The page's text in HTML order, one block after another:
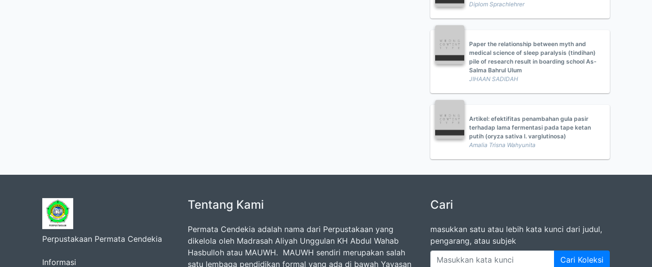
Diplom Sprachlehrer
Paper the relationship between myth and
medical science of sleep paralysis (tindihan)
pile of research result in boarding school As-
Salma Bahrul Ulum
JIHAAN SADIDAH
Artikel: efektifitas penambahan gula pasir
terhadap lama fermentasi pada tape ketan
putih (oryza sativa l. varglutinosa)
Amalia Trisna Wahyunita
Perpustakaan Permata Cendekia
Informasi
Tentang Kami
Permata Cendekia adalah nama dari Perpustakaan yang
dikelola oleh Madrasah Aliyah Unggulan KH Abdul Wahab
Hasbulloh atau MAUWH. MAUWH sendiri merupakan salah
satu lembaga pendidikan formal yang ada di bawah Yayasan
Cari
masukkan satu atau lebih kata kunci dari judul,
pengarang, atau subjek
Cari Koleksi